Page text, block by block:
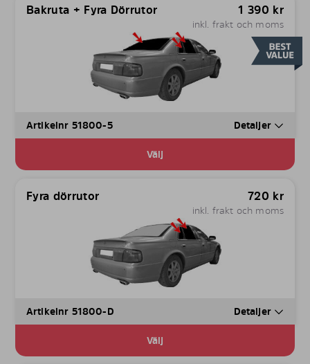
Bakruta + Fyra Dörrutor 1 390 kr
inkl. frakt och moms
Artikelnr 51800-5 Detaljer
Välj
Fyra dörrutor 720 kr
inkl. frakt och moms
Artikelnr 51800-D Detaljer
Välj